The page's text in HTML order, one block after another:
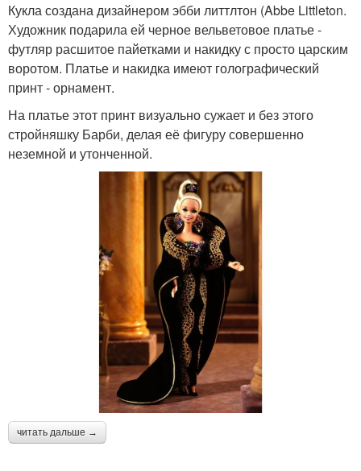
Кукла создана дизайнером эбби литтлтон (Abbe Littleton.
Художник подарила ей черное вельветовое платье -
футляр расшитое пайетками и накидку с просто царским
воротом. Платье и накидка имеют голографический
принт - орнамент.
На платье этот принт визуально сужает и без этого
стройняшку Барби, делая её фигуру совершенно
неземной и утонченной.
читать дальше →